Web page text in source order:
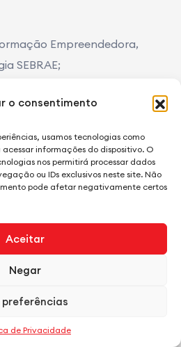
o consentimento
usamos tecnologias como
informações do dispositivo. O
nos permitirá processar dados
ou IDs exclusivos neste site. Não
pode afetar negativamente certos
Aceitar
Negar
preferências
de Privacidade
Empreendedora,
SEBRAE;
e Redes de
Cursos a Distância (EAD) em
Celso Lisboa, nas
Tecnologia e
e Programas Customizados
Sensu, com especializações
conhecimento;